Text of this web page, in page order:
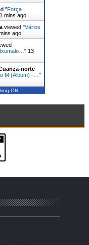
"Força
mins ago
viewed "Vários
ago
" 13
norte
M (Álbum) -… "
ON